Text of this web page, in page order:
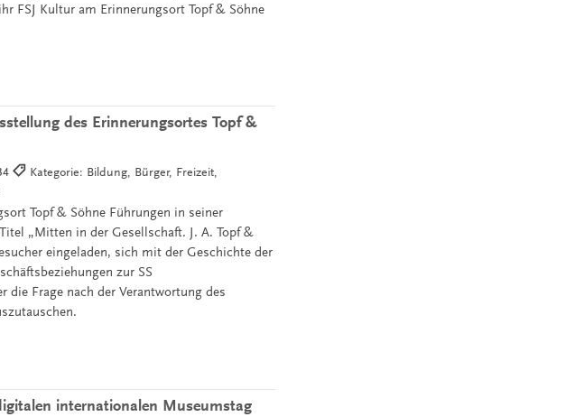
FSJ Kultur am Erinnerungsort Topf & Söhne
des Erinnerungsortes Topf &
Kategorie: Bildung, Bürger, Freizeit,
Topf & Söhne Führungen in seiner
„Mitten in der Gesellschaft. J. A. Topf &
eingeladen, sich mit der Geschichte der
zur SS
die Frage nach der Verantwortung des
internationalen Museumstag